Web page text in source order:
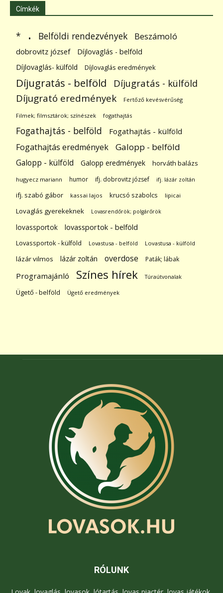
Címkék
* . Belföldi rendezvények Beszámoló
dobrovitz józsef
Díjlovaglás - belföld
Díjlovaglás- külföld
Díjlovaglás eredmények
Díjugratás - belföld Díjugratás - külföld
Díjugrató eredmények Fertőző kevésvérűség
Filmek; filmsztárok; színészek fogathajtás
Fogathajtás - belföld Fogathajtás - külföld
Fogathajtás eredmények Galopp - belföld
Galopp - külföld Galopp eredmények horváth balázs
hugyecz mariann humor ifj. dobrovitz józsef ifj. lázár zoltán
ifj. szabó gábor kassai lajos krucsó szabolcs lipicai
Lovaglás gyerekeknek Lovasrendőrök; polgárőrök
lovassportok lovassportok - belföld
Lovassportok - külföld Lovastusa - belföld Lovastusa - külföld
lázár vilmos lázár zoltán overdose Paták; lábak
Programajánló Színes hírek Túraútvonalak
Ügető - belföld Ügető eredmények
RÓLUNK